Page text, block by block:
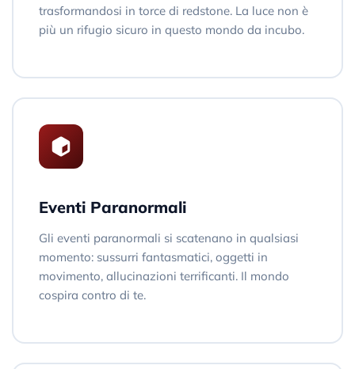
trasformandosi in torce di redstone. La luce non è
più un rifugio sicuro in questo mondo da incubo.
Eventi Paranormali
Gli eventi paranormali si scatenano in qualsiasi
momento: sussurri fantasmatici, oggetti in
movimento, allucinazioni terrificanti. Il mondo
cospira contro di te.